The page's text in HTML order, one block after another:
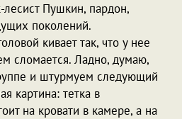
Пушкин, пардон,
поколений.
кивает так, что у нее
сломается. Ладно, думаю,
и штурмуем следующий
картина: тетка в
на кровати в камере, а на